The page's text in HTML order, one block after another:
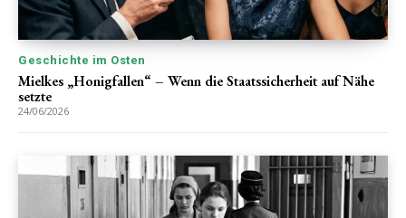
Geschichte im Osten
Mielkes „Honigfallen“ – Wenn die Staatssicherheit auf Nähe
setzte
24/06/2026